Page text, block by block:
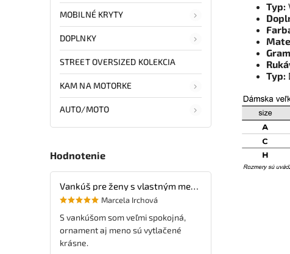
MOBILNÉ KRYTY
DOPLNKY
STREET OVERSIZED KOLEKCIA
KAM NA MOTORKE
AUTO/MOTO
Hodnotenie
Marcela Irchová
S vankúšom som veľmi spokojná,
ornament aj meno sú vytlačené
krásne.
Typ:
Typ: